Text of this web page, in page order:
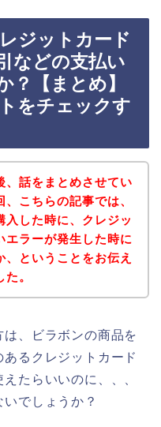
ジットカード
などの支払い
？【まとめ】
をチェックす
、話をまとめさせてい
こちらの記事では、
入した時に、クレジッ
エラーが発生した時に
、ということをお伝え
。
、ビラボンの商品を
るクレジットカード
たらいいのに、、、
でしょうか？